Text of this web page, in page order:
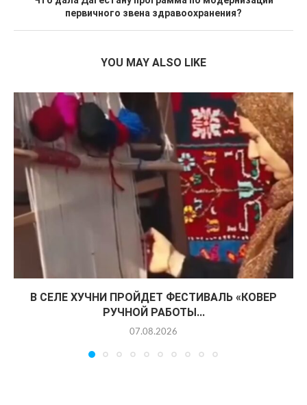
первичного звена здравоохранения?
YOU MAY ALSO LIKE
В СЕЛЕ ХУЧНИ ПРОЙДЕТ ФЕСТИВАЛЬ «КОВЕР
РУЧНОЙ РАБОТЫ...
07.08.2026